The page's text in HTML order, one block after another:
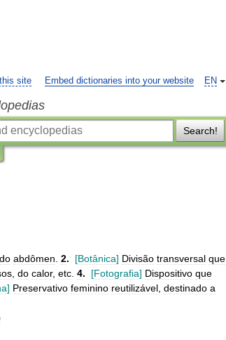
EN
site Embed dictionaries into your website
Search!
do abdômen 2. [Botânica] Divisão transversal que
do calor, etc 4. [Fotografia] Dispositivo que
] Preservativo feminino reutilizável destinado a